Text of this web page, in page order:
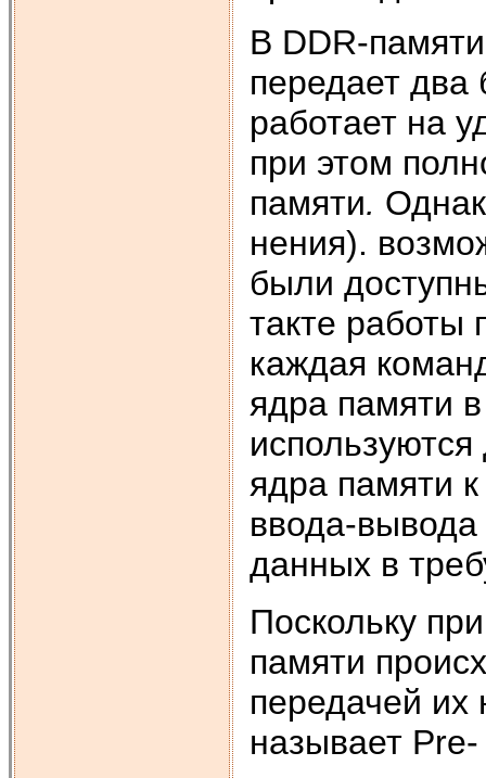
В DDR-
передает два
работает на
при этом
памяти.
нения).
были
такте работы
каждая
ядра памяти
ядра памяти
ввода-
данных в
Поскольку
памяти
передачей их
называет